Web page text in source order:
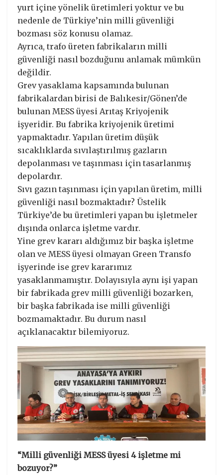
yurt içine yönelik üretimleri yoktur ve bu
nedenle de Türkiye’nin milli güvenliği
bozması söz konusu olamaz.
Ayrıca, trafo üreten fabrikaların milli
güvenliği nasıl bozduğunu anlamak mümkün
değildir.
Grev yasaklama kapsamında bulunan
fabrikalardan birisi de Balıkesir/Gönen’de
bulunan MESS üyesi Arıtaş Kriyojenik
işyeridir. Bu fabrika kriyojenik üretimi
yapmaktadır. Yapılan üretim düşük
sıcaklıklarda sıvılaştırılmış gazların
depolanması ve taşınması için tasarlanmış
depolardır.
Sıvı gazın taşınması için yapılan üretim, milli
güvenliği nasıl bozmaktadır? Üstelik
Türkiye’de bu üretimleri yapan bu işletmeler
dışında onlarca işletme vardır.
Yine grev kararı aldığımız bir başka işletme
olan ve MESS üyesi olmayan Green Transfo
işyerinde ise grev kararımız
yasaklanmamıştır. Dolayısıyla aynı işi yapan
bir fabrikada grev milli güvenliği bozarken,
bir başka fabrikada ise milli güvenliği
bozmamaktadır. Bu durum nasıl
açıklanacaktır bilemiyoruz.
“Milli güvenliği MESS üyesi 4 işletme mi
bozuyor?”